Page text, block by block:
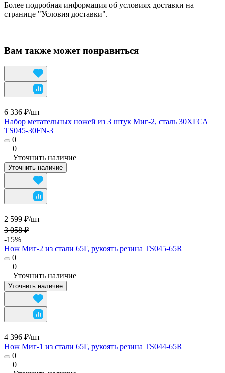
Более подробная информация об условиях доставки на
странице "Условия доставки".
Вам также может понравиться
6 336 ₽/шт
Набор метательных ножей из 3 штук Миг-2, сталь 30ХГСА
TS045-30FN-3
0
0
Уточнить наличие
Уточнить наличие
2 599 ₽/шт
3 058 ₽
-15%
Нож Миг-2 из стали 65Г, рукоять резина TS045-65R
0
0
Уточнить наличие
Уточнить наличие
4 396 ₽/шт
Нож Миг-1 из стали 65Г, рукоять резина TS044-65R
0
0